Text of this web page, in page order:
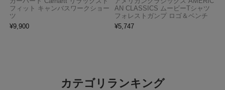
フィット キャンバスワークショー
ツ
¥9,900
AN CLASSICS ムービーTシャツ
フォレストガンプ ロゴ＆ベンチ
¥5,747
カテゴリランキング